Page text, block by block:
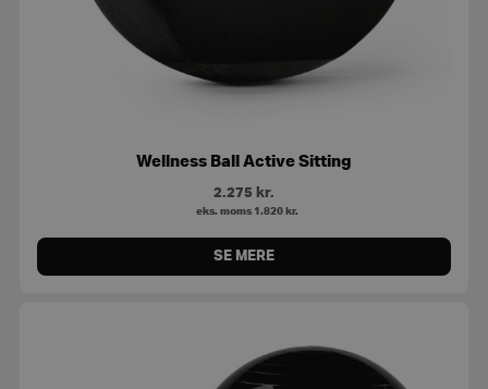
Wellness Ball Active Sitting
2.275 kr.
eks. moms 1.820 kr.
SE MERE